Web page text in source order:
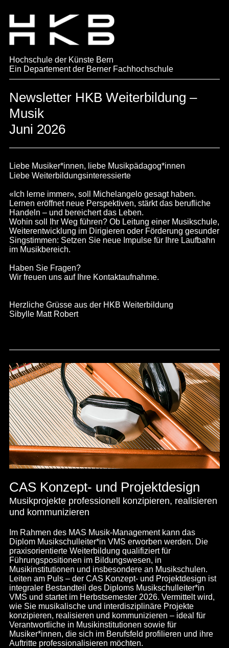
Hochschule der Künste Bern
Ein Departement der Berner Fachhochschule
Newsletter HKB Weiterbildung –
Musik
Juni 2026
Liebe Musiker*innen, liebe Musikpädagog*innen
Liebe Weiterbildungsinteressierte
«Ich lerne immer», soll Michelangelo gesagt haben.
Lernen eröffnet neue Perspektiven, stärkt das berufliche
Handeln – und bereichert das Leben.
Wohin soll Ihr Weg führen? Ob Leitung einer Musikschule,
Weiterentwicklung im Dirigieren oder Förderung gesunder
Singstimmen: Setzen Sie neue Impulse für Ihre Laufbahn
im Musikbereich.
Haben Sie Fragen?
Wir freuen uns auf Ihre Kontaktaufnahme.
Herzliche Grüsse aus der HKB Weiterbildung
Sibylle Matt Robert
CAS Konzept- und Projektdesign
Musikprojekte professionell konzipieren, realisieren
und kommunizieren
Im Rahmen des MAS Musik-Management kann das
Diplom Musikschulleiter*in VMS erworben werden. Die
praxisorientierte Weiterbildung qualifiziert für
Führungspositionen im Bildungswesen, in
Musikinstitutionen und insbesondere an Musikschulen.
Leiten am Puls – der CAS Konzept- und Projektdesign ist
integraler Bestandteil des Diploms Musikschulleiter*in
VMS und startet im Herbstsemester 2026. Vermittelt wird,
wie Sie musikalische und interdisziplinäre Projekte
konzipieren, realisieren und kommunizieren – ideal für
Verantwortliche in Musikinstitutionen sowie für
Musiker*innen, die sich im Berufsfeld profilieren und ihre
Auftritte professionalisieren möchten.